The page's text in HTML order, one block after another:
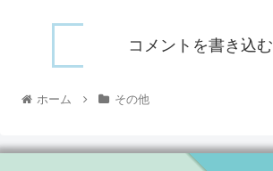
コメントを書き込む
ホーム その他